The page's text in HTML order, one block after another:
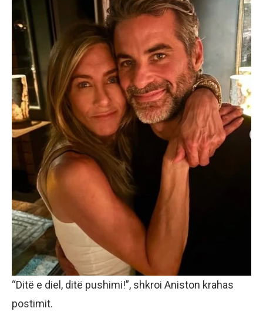
“Ditë e diel, ditë pushimi!”, shkroi Aniston krahas
postimit.